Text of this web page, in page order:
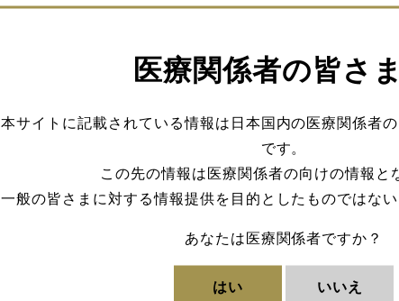
医療関係者の皆さ
本サイトに記載されている情報は日本国内の医療関係者
です。
この先の情報は医療関係者の向けの情報と
一般の皆さまに対する情報提供を目的としたものではな
あなたは医療関係者ですか？
はい いいえ